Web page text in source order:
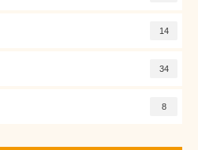
14
34
8